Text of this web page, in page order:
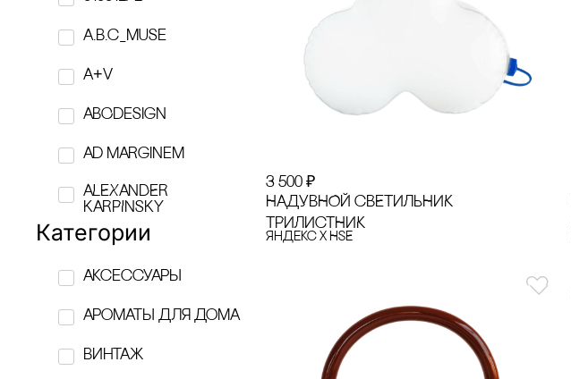
a.b.c_muse
A+V
ABCdesign
Ad Marginem
ALEXANDER
KARPINSKY
AMOVINO
ANNA RYMAR
APOTROPEY
ASSOULINE
Категории
аксессуары
ароматы для дома
винтаж
3 500 ₽
НАДУВНОЙ сВЕТИЛЬНИК
ТРИЛИсТНИК
Яндекс х HSE